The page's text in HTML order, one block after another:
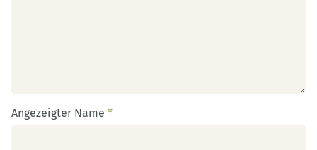
Angezeigter Name *